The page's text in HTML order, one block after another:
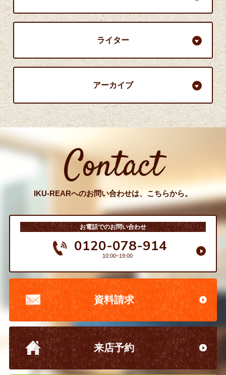
ライター
アーカイブ
Contact
IKU-REARへのお問い合わせは、こちらから。
お電話でのお問い合わせ
0120-078-914
10:00~19:00
資料請求
来店予約